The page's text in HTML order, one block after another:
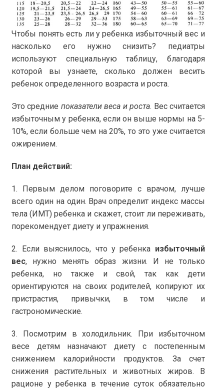
Чтобы понять есть ли у ребенка избыточный вес и
насколько его нужно снизить? педиатры
используют специальную таблицу, благодаря
которой вы узнаете, сколько должен весить
ребенок определенного возраста и роста.
Это средние показатели веса и роста. Вес считается
избыточным у ребенка, если он выше нормы на 5-
10%, если больше чем на 20%, то это уже считается
ожирением.
План действий:
1. Первым делом поговорите с врачом, лучше
всего один на один. Врач определит индекс массы
тела (ИМТ) ребенка и скажет, стоит ли переживать,
порекомендует диету и упражнения.
2. Если выяснилось, что у ребенка избыточный
вес, нужно менять образ жизни. И не только
ребенка, но также и свой, так как дети
ориентируются на своих родителей, копируют их
пристрастия, привычки, в том числе и
гастрономические.
3. Посмотрим в холодильник. При избыточном
весе детям назначают диету с постепенным
снижением калорийности продуктов. За счет
снижения растительных и животных жиров. В
рационе у ребенка в течение суток обязательно